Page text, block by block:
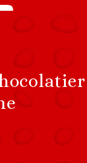
Maître